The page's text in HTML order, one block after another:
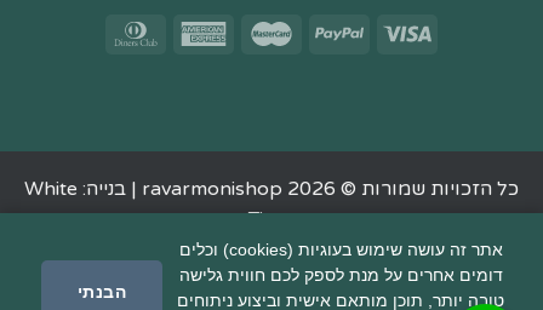
כל הזכויות שמורות © 2026 ravarmonishop |
בנייה: White
Tiger
אתר זה עושה שימוש בעוגיות (cookies) וכלים
דומים אחרים על מנת לספק לכם חווית גלישה
טובה יותר, תוכן מותאם אישית וביצוע ניתוחים
הבנתי